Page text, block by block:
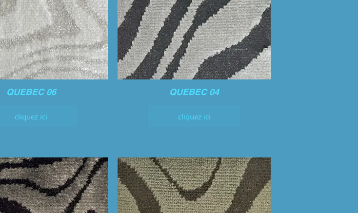
QUEBEC 06
cliquez ici
QUEBEC 04
cliquez ici